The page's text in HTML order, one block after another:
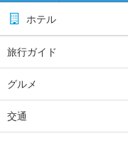
ホテル
旅行ガイド
グルメ
交通